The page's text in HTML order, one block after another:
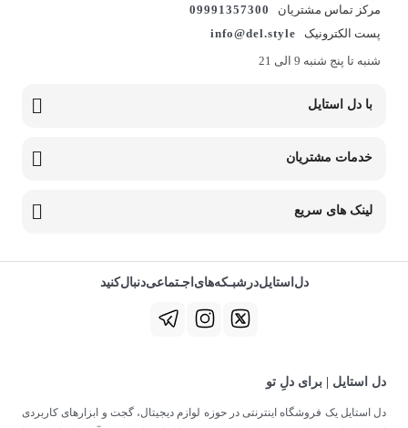
مرکز تماس مشتریان
09991357300
پست الکترونیک
info@del.style
شنبه تا پنج شنبه 9 الی 21
با دل استایل
خدمات مشتریان
لینک های سریع
دل‌استایل‌در‌‌شبـکه‌های‌اجـتماعی‌دنبال‌کنید
دل استایل | برای دلِ تو
دل استایل یک فروشگاه اینترنتی در حوزه لوازم دیجیتال، گجت و ابزارهای کاربردی